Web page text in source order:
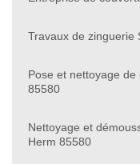
Travaux de zinguerie
Pose et nettoyage
85580
Nettoyage et
Herm 85580